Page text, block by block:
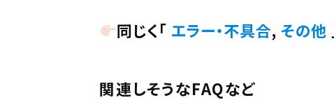
同じく「 エラー・不具合, その他
関連しそうなFAQなど